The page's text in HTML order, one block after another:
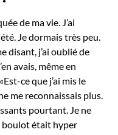
de ma vie. J’ai
Je dormais très peu.
disant, j’ai oublié de
avais, même en
ce que j’ai mis le
me reconnaissais plus.
pourtant. Je ne
boulot était hyper